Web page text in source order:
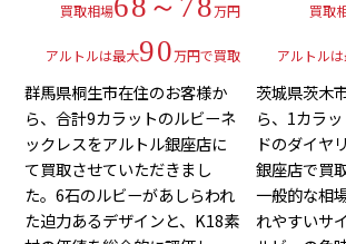
買取相場68～78万円
アルトルは最大90万円で買取
群馬県桐生市在住のお客様か
ら、合計9カラットのルビーネ
ックレスをアルトル銀座店に
て買取させていただきまし
た。6石のルビーがあしらわれ
た迫力あるデザインと、K18素
買取
アルトル
茨城県茨木
ら、1カラ
ドのダイヤ
銀座店で買
一般的な相
れやすいサ